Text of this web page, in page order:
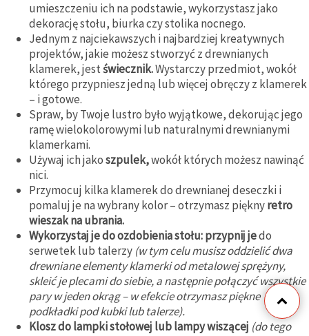
umieszczeniu ich na podstawie, wykorzystasz jako
dekorację stołu, biurka czy stolika nocnego.
Jednym z najciekawszych i najbardziej kreatywnych
projektów, jakie możesz stworzyć z drewnianych
klamerek, jestświecznik.Wystarczy przedmiot, wokół
którego przypniesz jedną lub więcej obręczy z klamerek
– i gotowe.
Spraw, by Twoje lustro było wyjątkowe, dekorując jego
ramę wielokolorowymi lub naturalnymi drewnianymi
klamerkami.
Używaj ich jakoszpulek,wokół których możesz nawinąć
nici.
Przymocuj kilka klamerek do drewnianej deseczki i
pomaluj je na wybrany kolor – otrzymasz pięknyretro
wieszak na ubrania.
Wykorzystaj je do ozdobienia stołu: przypnij jedo
serwetek lub talerzy (w tym celu musisz oddzielić dwa
drewniane elementy klamerki od metalowej sprężyny,
skleić je plecami do siebie, a następnie połączyć wszystkie
pary w jeden okrąg – w efekcie otrzymasz piękne
podkładki pod kubki lub talerze).
Klosz do lampki stołowej lub lampy wiszącej (do tego